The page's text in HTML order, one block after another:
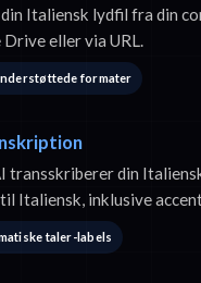
Italiensk lydfil fra din
eller via URL.
formater
transskriberer din
Italiensk, inklusive
taler-labels